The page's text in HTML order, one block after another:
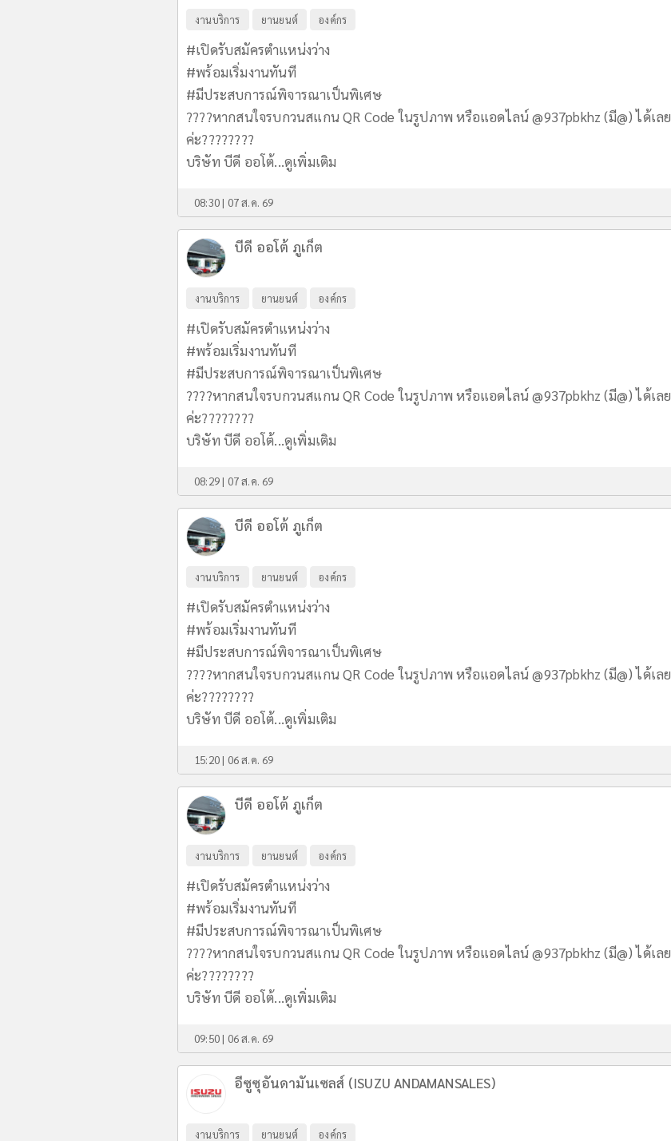
งานบริการ ยานยนต์ องค์กร
#เปิดรับสมัครตำแหน่งว่าง
#พร้อมเริ่มงานทันที
#มีประสบการณ์พิจารณาเป็นพิเศษ
????หากสนใจรบกวนสแกน QR Code ในรูปภาพ หรือแอดไลน์ @937pbkhz (มี@) ได้เลย
ค่ะ????????
บริษัท บีดี ออโต้...ดูเพิ่มเติม
08:30 | 07 ส.ค. 69
บีดี ออโต้ ภูเก็ต
งานบริการ ยานยนต์ องค์กร
#เปิดรับสมัครตำแหน่งว่าง
#พร้อมเริ่มงานทันที
#มีประสบการณ์พิจารณาเป็นพิเศษ
????หากสนใจรบกวนสแกน QR Code ในรูปภาพ หรือแอดไลน์ @937pbkhz (มี@) ได้เลย
ค่ะ????????
บริษัท บีดี ออโต้...ดูเพิ่มเติม
08:29 | 07 ส.ค. 69
บีดี ออโต้ ภูเก็ต
งานบริการ ยานยนต์ องค์กร
#เปิดรับสมัครตำแหน่งว่าง
#พร้อมเริ่มงานทันที
#มีประสบการณ์พิจารณาเป็นพิเศษ
????หากสนใจรบกวนสแกน QR Code ในรูปภาพ หรือแอดไลน์ @937pbkhz (มี@) ได้เลย
ค่ะ????????
บริษัท บีดี ออโต้...ดูเพิ่มเติม
15:20 | 06 ส.ค. 69
บีดี ออโต้ ภูเก็ต
งานบริการ ยานยนต์ องค์กร
#เปิดรับสมัครตำแหน่งว่าง
#พร้อมเริ่มงานทันที
#มีประสบการณ์พิจารณาเป็นพิเศษ
????หากสนใจรบกวนสแกน QR Code ในรูปภาพ หรือแอดไลน์ @937pbkhz (มี@) ได้เลย
ค่ะ????????
บริษัท บีดี ออโต้...ดูเพิ่มเติม
09:50 | 06 ส.ค. 69
อีซูซุอันดามันเซลส์ (ISUZU ANDAMANSALES)
งานบริการ ยานยนต์ องค์กร